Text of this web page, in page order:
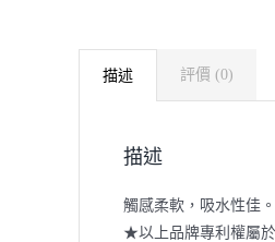
描述 評價 (0)
描述
觸感柔軟，吸水性佳。
★以上品牌專利權屬於